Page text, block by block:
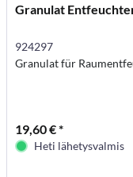
Granulat
924297
Granulat für
19,60 € *
Heti lähetysvalmis